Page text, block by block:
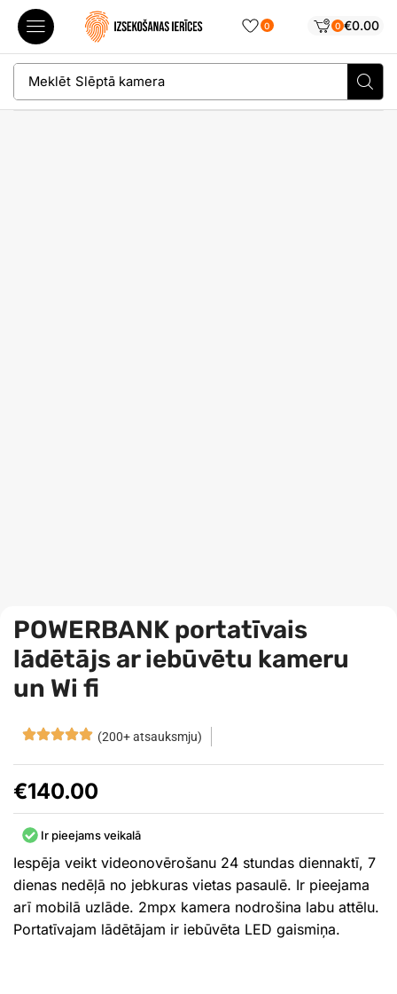
0 0 €0.00
Meklēt Slēptā kamera
POWERBANK portatīvais
lādētājs ar iebūvētu kameru
un Wi fi
(200+ atsauksmju)
€140.00
Ir pieejams veikalā
Iespēja veikt videonovērošanu 24 stundas diennaktī, 7
dienas nedēļā no jebkuras vietas pasaulē. Ir pieejama
arī mobilā uzlāde. 2mpx kamera nodrošina labu attēlu.
Portatīvajam lādētājam ir iebūvēta LED gaismiņa.